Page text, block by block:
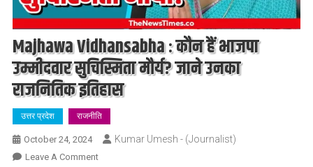
Majhawa Vidhansabha : कौन हैं भाजपा
उम्मीदवार सुचिस्मिता मौर्य? जाने उनका
राजनितिक इतिहास
उत्तर प्रदेश राजनीति
October 24, 2024 Kumar Umesh - (Journalist)
Leave A CommentOn